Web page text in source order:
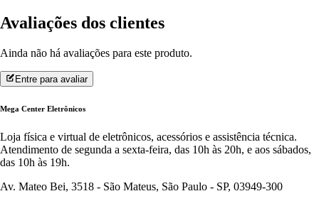
Avaliações dos clientes
Ainda não há avaliações para este produto.
Entre para avaliar
Mega Center Eletrônicos
Loja física e virtual de eletrônicos, acessórios e assistência técnica.
Atendimento de segunda a sexta-feira, das 10h às 20h, e aos sábados,
das 10h às 19h.
Av. Mateo Bei, 3518 - São Mateus, São Paulo - SP, 03949-300